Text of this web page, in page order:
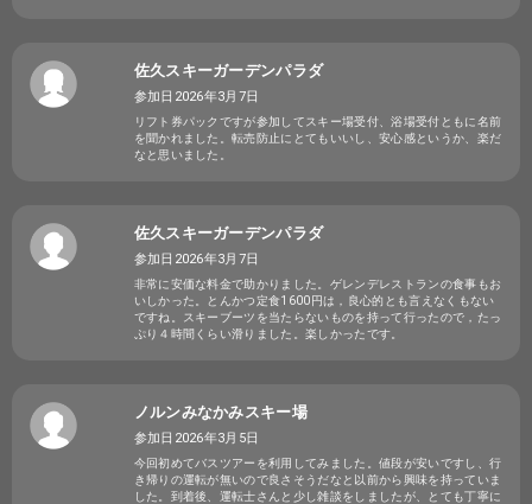
佐久スキーガーデンパラダ
参加日2026年3月7日
リフト券パックですが参加してスキー場受付、浴場受付ともに名前
を聞かれました。転売防止にとてもいいし、安心感というか、楽だ
なと思いました。
佐久スキーガーデンパラダ
参加日2026年3月7日
非常に安価な料金で助かりました。ゲレンデレストランの食事もお
いしかった。とんかつ定食1600円は，良心的とも言えなくもない
ですね。スキーブーツを当たらないものを持って行ったので，たっ
ぷり４時間くらい滑りました。楽しかったです。
ノルンみなかみスキー場
参加日2026年3月5日
今回初めてバスツアーを利用してみました。値段が安いですし、行
き帰りの運転が無いので良さそうだなと以前から興味を持っていま
した。到着後、運転士さんと少し雑談をしましたが、とても丁寧に